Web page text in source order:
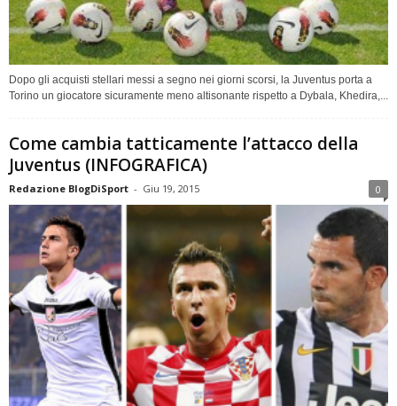
Dopo gli acquisti stellari messi a segno nei giorni scorsi, la Juventus porta a
Torino un giocatore sicuramente meno altisonante rispetto a Dybala, Khedira,...
Come cambia tatticamente l’attacco della
Juventus (INFOGRAFICA)
Redazione BlogDiSport - Giu 19, 2015 0